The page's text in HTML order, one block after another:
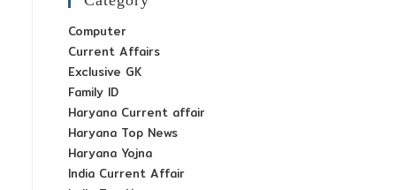
Computer
Current Affairs
Exclusive GK
Family ID
Haryana Current affair
Haryana Top News
Haryana Yojna
India Current Affair